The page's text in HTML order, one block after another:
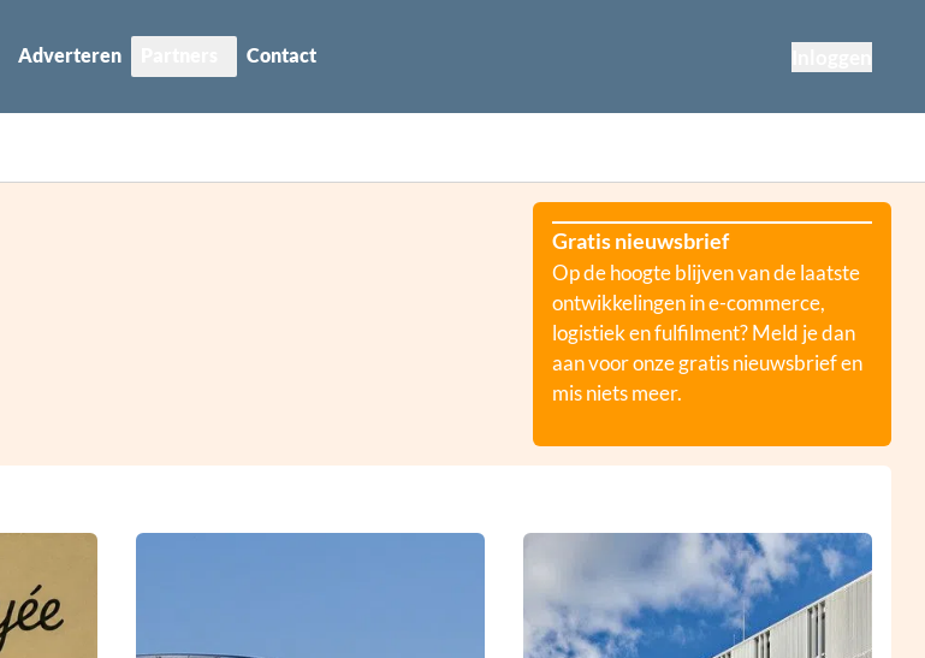
Adverteren Contact
Gratis nieuwsbrief
Op de hoogte blijven van de laatste
ontwikkelingen in e-commerce,
logistiek en fulfilment? Meld je dan
aan voor onze gratis nieuwsbrief en
mis niets meer.